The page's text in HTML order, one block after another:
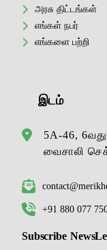
அரசு திட்டங்கள்
எங்கள் நபர்
எங்களை பற்றி
இடம்
5A-46,
வைசாலி
+91 880 077
Subscribe